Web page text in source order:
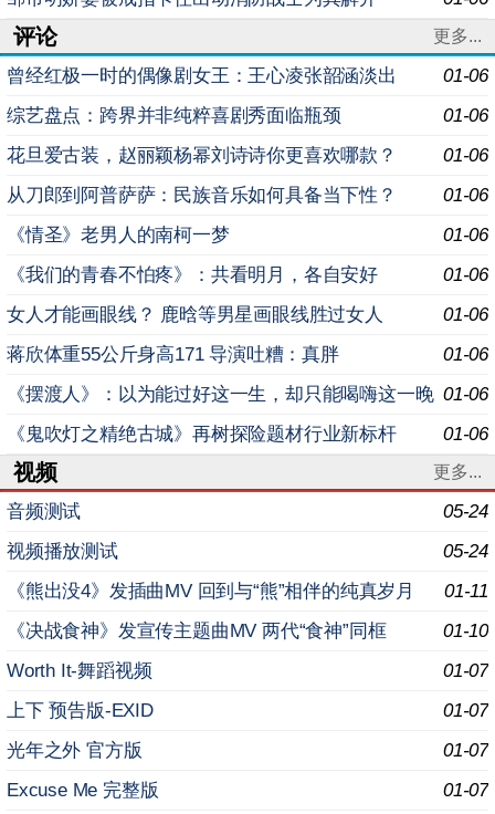
评论 更多...
01-06
曾经红极一时的偶像剧女王：王心凌张韶涵淡出
01-06
综艺盘点：跨界并非纯粹喜剧秀面临瓶颈
01-06
花旦爱古装，赵丽颖杨幂刘诗诗你更喜欢哪款？
01-06
从刀郎到阿普萨萨：民族音乐如何具备当下性？
01-06
《情圣》老男人的南柯一梦
01-06
《我们的青春不怕疼》：共看明月，各自安好
01-06
女人才能画眼线？ 鹿晗等男星画眼线胜过女人
01-06
蒋欣体重55公斤身高171 导演吐糟：真胖
01-06
《摆渡人》：以为能过好这一生，却只能喝嗨这一晚
01-06
《鬼吹灯之精绝古城》再树探险题材行业新标杆
视频 更多...
05-24
音频测试
05-24
视频播放测试
01-11
《熊出没4》发插曲MV 回到与“熊”相伴的纯真岁月
01-10
《决战食神》发宣传主题曲MV 两代“食神”同框
01-07
Worth It-舞蹈视频
01-07
上下 预告版-EXID
01-07
光年之外 官方版
01-07
Excuse Me 完整版